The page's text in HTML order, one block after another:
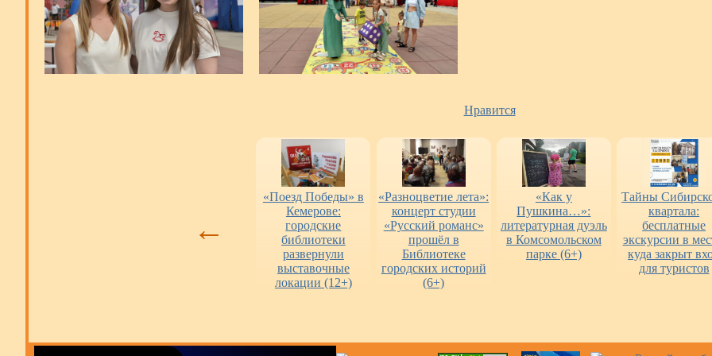
Нравится
←
«Поезд Победы» в
Кемерове:
городские
библиотеки
развернули
выставочные
локации (12+)
«Разноцветие лета»:
концерт студии
«Русский романс»
прошёл в
Библиотеке
городских историй
(6+)
«Как у
Пушкина…»:
литературная дуэль
в Комсомольском
парке (6+)
Тайны
квартала:
бесплатные
экскурсии в
куда закрыт
для туристов